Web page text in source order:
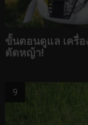
ขั้นตอนดูแล เครื่
ตัดหญ้า!